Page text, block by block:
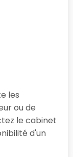
les
ou de
le cabinet
d'un